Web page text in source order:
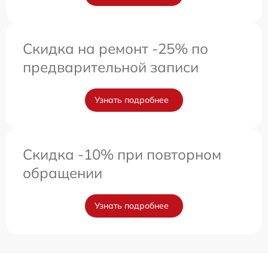
Скидка на ремонт -25% по
предварительной записи
Узнать подробнее
Скидка -10% при повторном
обращении
Узнать подробнее